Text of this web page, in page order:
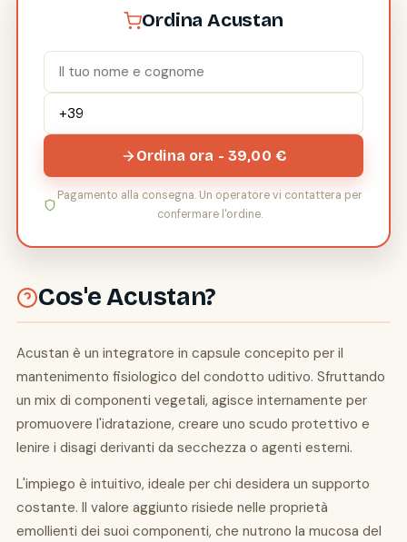
Ordina Acustan
Ordina ora - 39,00 €
Pagamento alla consegna. Un operatore vi contattera per
confermare l'ordine.
Cos'e Acustan?
Acustan è un integratore in capsule concepito per il
mantenimento fisiologico del condotto uditivo. Sfruttando
un mix di componenti vegetali, agisce internamente per
promuovere l'idratazione, creare uno scudo protettivo e
lenire i disagi derivanti da secchezza o agenti esterni.
L'impiego è intuitivo, ideale per chi desidera un supporto
costante. Il valore aggiunto risiede nelle proprietà
emollienti dei suoi componenti, che nutrono la mucosa del